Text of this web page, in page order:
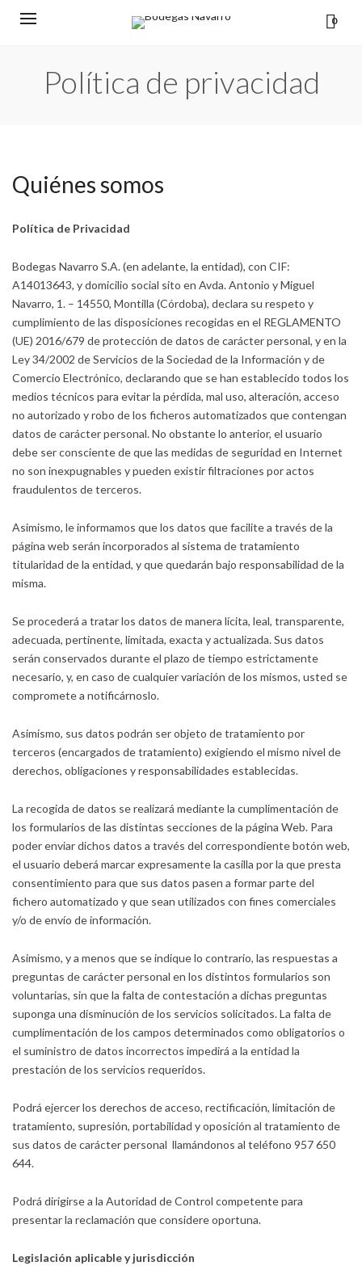
0
Política de privacidad
Quiénes somos
Política de Privacidad
Bodegas Navarro S.A. (en adelante, la entidad), con CIF:
A14013643, y domicilio social sito en Avda. Antonio y Miguel
Navarro, 1. – 14550, Montilla (Córdoba), declara su respeto y
cumplimiento de las disposiciones recogidas en el REGLAMENTO
(UE) 2016/679 de protección de datos de carácter personal, y en la
Ley 34/2002 de Servicios de la Sociedad de la Información y de
Comercio Electrónico, declarando que se han establecido todos los
medios técnicos para evitar la pérdida, mal uso, alteración, acceso
no autorizado y robo de los ficheros automatizados que contengan
datos de carácter personal. No obstante lo anterior, el usuario
debe ser consciente de que las medidas de seguridad en Internet
no son inexpugnables y pueden existir filtraciones por actos
fraudulentos de terceros.
Asimismo, le informamos que los datos que facilite a través de la
página web serán incorporados al sistema de tratamiento
titularidad de la entidad, y que quedarán bajo responsabilidad de la
misma.
Se procederá a tratar los datos de manera lícita, leal, transparente,
adecuada, pertinente, limitada, exacta y actualizada. Sus datos
serán conservados durante el plazo de tiempo estrictamente
necesario, y, en caso de cualquier variación de los mismos, usted se
compromete a notificárnoslo.
Asimismo, sus datos podrán ser objeto de tratamiento por
terceros (encargados de tratamiento) exigiendo el mismo nivel de
derechos, obligaciones y responsabilidades establecidas.
La recogida de datos se realizará mediante la cumplimentación de
los formularios de las distintas secciones de la página Web. Para
poder enviar dichos datos a través del correspondiente botón web,
el usuario deberá marcar expresamente la casilla por la que presta
consentimiento para que sus datos pasen a formar parte del
fichero automatizado y que sean utilizados con fines comerciales
y/o de envío de información.
Asimismo, y a menos que se indique lo contrario, las respuestas a
preguntas de carácter personal en los distintos formularios son
voluntarias, sin que la falta de contestación a dichas preguntas
suponga una disminución de los servicios solicitados. La falta de
cumplimentación de los campos determinados como obligatorios o
el suministro de datos incorrectos impedirá a la entidad la
prestación de los servicios requeridos.
Podrá ejercer los derechos de acceso, rectificación, limitación de
tratamiento, supresión, portabilidad y oposición al tratamiento de
sus datos de carácter personal llamándonos al teléfono 957 650
644.
Podrá dirigirse a la Autoridad de Control competente para
presentar la reclamación que considere oportuna.
Legislación aplicable y jurisdicción